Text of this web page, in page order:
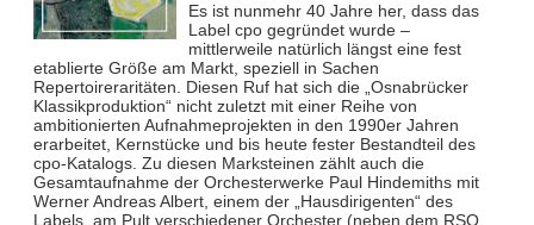
Es ist nunmehr 40 Jahre her, dass das
Label cpo gegründet wurde –
mittlerweile natürlich längst eine fest
etablierte Größe am Markt, speziell in Sachen
Repertoireraritäten. Diesen Ruf hat sich die „Osnabrücker
Klassikproduktion“ nicht zuletzt mit einer Reihe von
ambitionierten Aufnahmeprojekten in den 1990er Jahren
erarbeitet, Kernstücke und bis heute fester Bestandteil des
cpo-Katalogs. Zu diesen Marksteinen zählt auch die
Gesamtaufnahme der Orchesterwerke Paul Hindemiths mit
Werner Andreas Albert, einem der „Hausdirigenten“ des
Labels, am Pult verschiedener Orchester (neben dem RSO